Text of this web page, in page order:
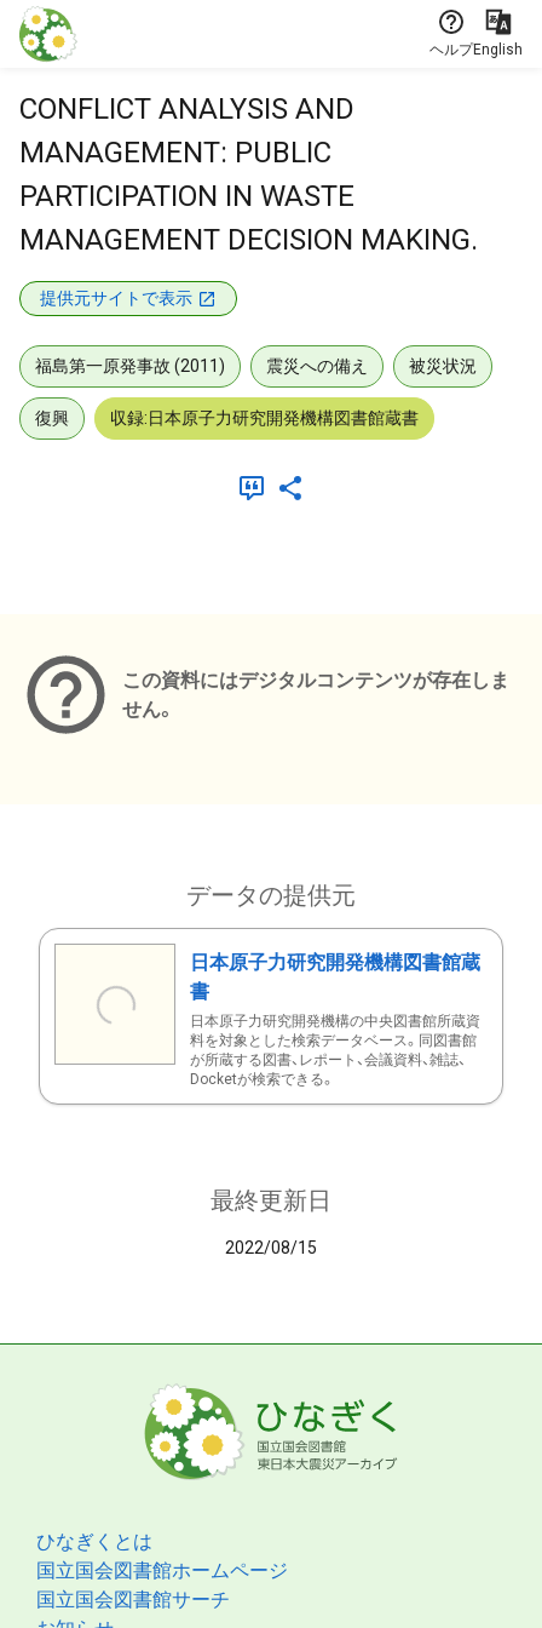
本文に飛ぶ
ヘルプEnglish
CONFLICT ANALYSIS AND
MANAGEMENT: PUBLIC
PARTICIPATION IN WASTE
MANAGEMENT DECISION MAKING.
提供元サイトで表示
福島第一原発事故 (2011) 震災への備え 被災状況
復興 収録:日本原子力研究開発機構図書館蔵書
この資料にはデジタルコンテンツが存在しま
せん。
データの提供元
日本原子力研究開発機構図書館蔵
書
日本原子力研究開発機構の中央図書館所蔵資
料を対象とした検索データベース。同図書館
が所蔵する図書、レポート、会議資料、雑誌、
Docketが検索できる。
最終更新日
2022/08/15
ひなぎくとは
国立国会図書館ホームページ
国立国会図書館サーチ